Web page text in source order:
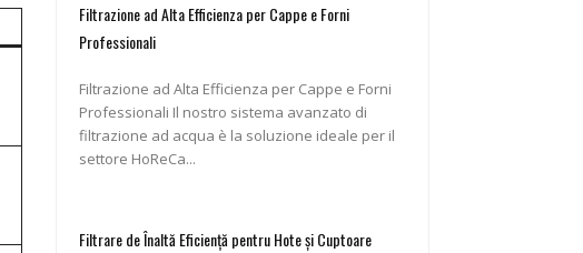
Filtrazione ad Alta Efficienza per Cappe e Forni
Professionali
Filtrazione ad Alta Efficienza per Cappe e Forni
Professionali Il nostro sistema avanzato di
filtrazione ad acqua è la soluzione ideale per il
settore HoReCa...
Filtrare de Înaltă Eficiență pentru Hote și Cuptoare